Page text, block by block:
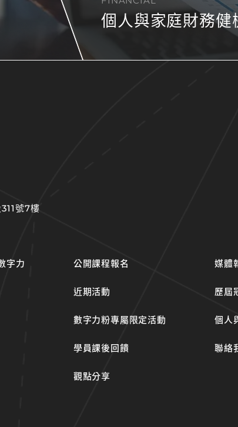
個人與家庭財務健
號7樓
字力 公開課程報名
近期活動
數字力粉專屬限定活動
學員課後回饋
觀點分享
媒體
歷屆
個人
聯絡